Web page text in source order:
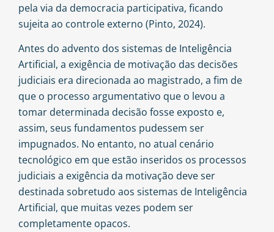
pela via da democracia participativa, ficando
sujeita ao controle externo (Pinto, 2024).
Antes do advento dos sistemas de Inteligência
Artificial, a exigência de motivação das decisões
judiciais era direcionada ao magistrado, a fim de
que o processo argumentativo que o levou a
tomar determinada decisão fosse exposto e,
assim, seus fundamentos pudessem ser
impugnados. No entanto, no atual cenário
tecnológico em que estão inseridos os processos
judiciais a exigência da motivação deve ser
destinada sobretudo aos sistemas de Inteligência
Artificial, que muitas vezes podem ser
completamente opacos.